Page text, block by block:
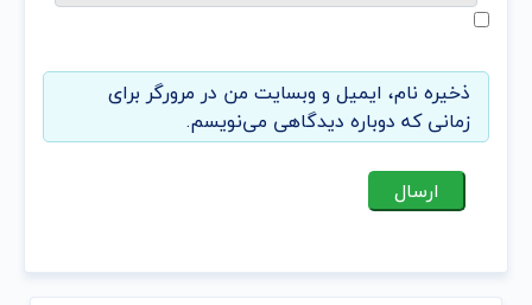
ذخیره نام، ایمیل و وبسایت من در مرورگر برای
زمانی که دوباره دیدگاهی می‌نویسم.